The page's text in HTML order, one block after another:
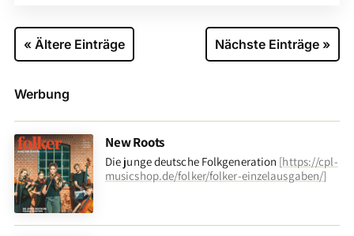
« Ältere Einträge Nächste Einträge »
Werbung
New Roots
Die junge deutsche Folkgeneration [https://cpl-
musicshop.de/folker/folker-einzelausgaben/]